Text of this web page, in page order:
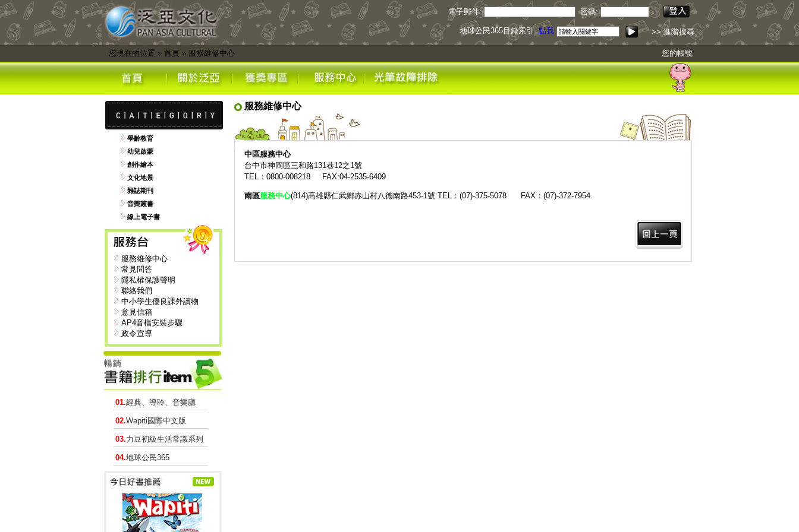
電子郵件: 密碼:
地球公民365目錄索引點我下載 >> 進階搜尋
您現在的位置 » 首頁» 服務維修中心 您的帳號
學齡教育
幼兒啟蒙
創作繪本
文化地景
雜誌期刊
音樂叢書
線上電子書
服務維修中心
常見問答
隱私權保護聲明
聯絡我們
中小學生優良課外讀物
意見信箱
AP4音檔安裝步驟
政令宣導
01.經典、導聆、音樂廳
02.Wapiti國際中文版
03.力豆初級生活常識系列
04.地球公民365
服務維修中心
中區服務中心
台中市神岡區三和路131巷12之1號
TEL：0800-008218 FAX:04-2535-6409
南區服務中心(814)高雄縣仁武鄉赤山村八德南路453-1號 TEL：(07)-375-5078 FAX：(07)-372-7954